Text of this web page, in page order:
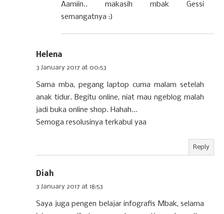
Aamiin.. makasih mbak Gessi
semangatnya :)
Helena
3 January 2017 at 00:53
Sama mba, pegang laptop cuma malam setelah
anak tidur. Begitu online, niat mau ngeblog malah
jadi buka online shop. Hahah...
Semoga resolusinya terkabul yaa
Reply
Diah
3 January 2017 at 18:53
Saya juga pengen belajar infografis Mbak, selama